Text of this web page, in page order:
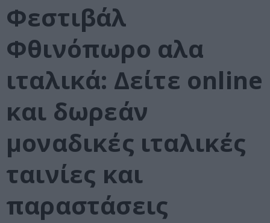
Φεστιβάλ
Φθινόπωρο αλα
ιταλικά: Δείτε online
και δωρεάν
μοναδικές ιταλικές
ταινίες και
παραστάσεις